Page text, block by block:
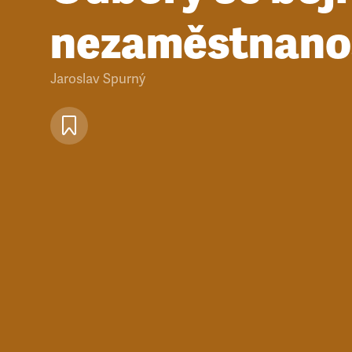
Jaroslav Spurný